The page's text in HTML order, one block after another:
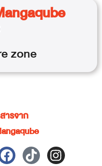
zone
ารจาก